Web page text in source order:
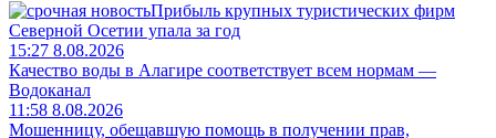
Прибыль крупных туристических фирм
Северной Осетии упала за год
15:27 8.08.2026
Качество воды в Алагире соответствует всем нормам —
Водоканал
11:58 8.08.2026
Мошенницу, обещавшую помощь в получении прав,